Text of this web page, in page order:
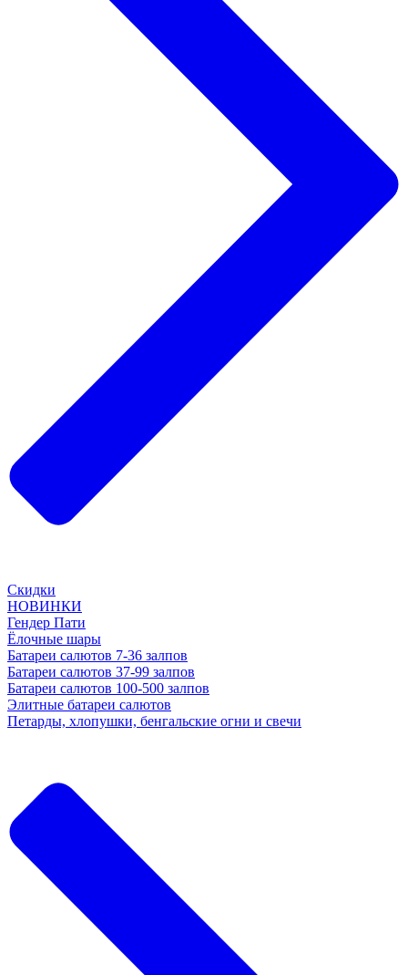
Скидки
НОВИНКИ
Гендер Пати
Ёлочные шары
Батареи салютов 7-36 залпов
Батареи салютов 37-99 залпов
Батареи салютов 100-500 залпов
Элитные батареи салютов
Петарды, хлопушки, бенгальские огни и свечи